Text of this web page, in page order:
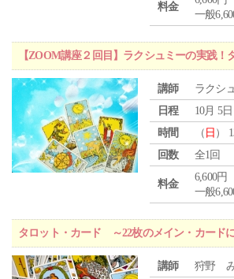
料金
一般
【ZOOM講座２回目】ラクシュミーの実践
講師
ラクシ
日程
10月 5日
時間
（ 日 ）
回数
全1回
料金
6,600円
一般
タロット・カード ～22枚のメイン・カード
講師 狩野